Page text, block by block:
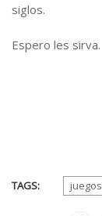
siglos.
Espero les sirva.
TAGS: juegos